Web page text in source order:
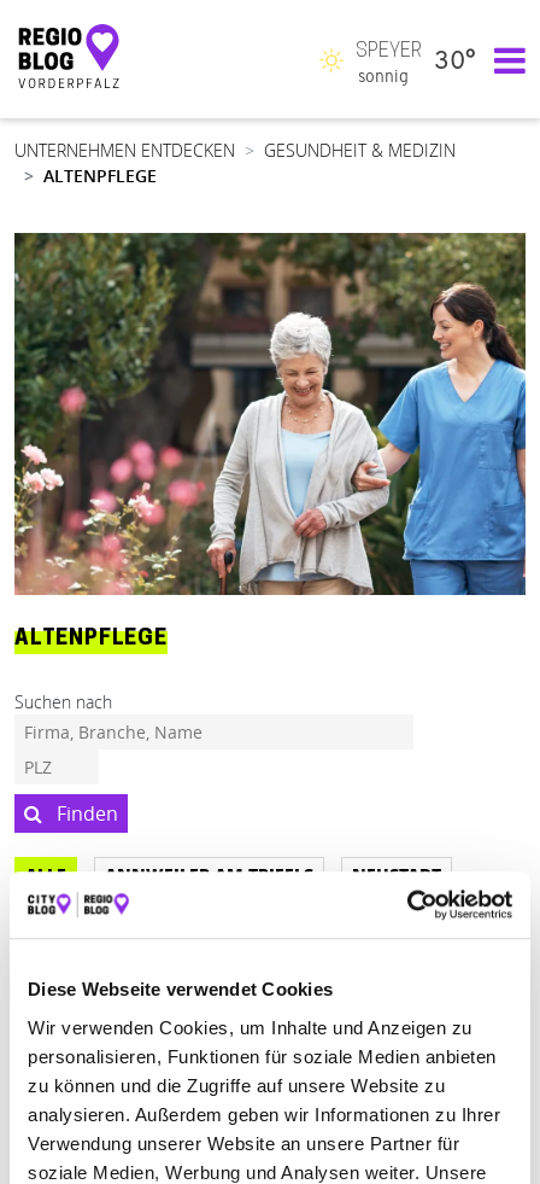
Diese Webseite verwendet Cookies
Wir verwenden Cookies, um Inhalte und Anzeigen zu
personalisieren, Funktionen für soziale Medien anbieten
zu können und die Zugriffe auf unsere Website zu
analysieren. Außerdem geben wir Informationen zu Ihrer
Verwendung unserer Website an unsere Partner für
soziale Medien, Werbung und Analysen weiter. Unsere
Hauptnavigation
SPEYER
sonnig
30°
UNTERNEHMEN ENTDECKEN
GESUNDHEIT & MEDIZIN
ALTENPFLEGE
ALTENPFLEGE
Suchen nach
Finden
ALLE ANNWEILER AM TRIFELS NEUSTADT
ÖKUMENISCHE SOZIALSTATION
NEUSTADT AN DER WEINSTRASSE E. V.
Rotkreuzstraße 2| 67433 Neustadt DE
+49632130033